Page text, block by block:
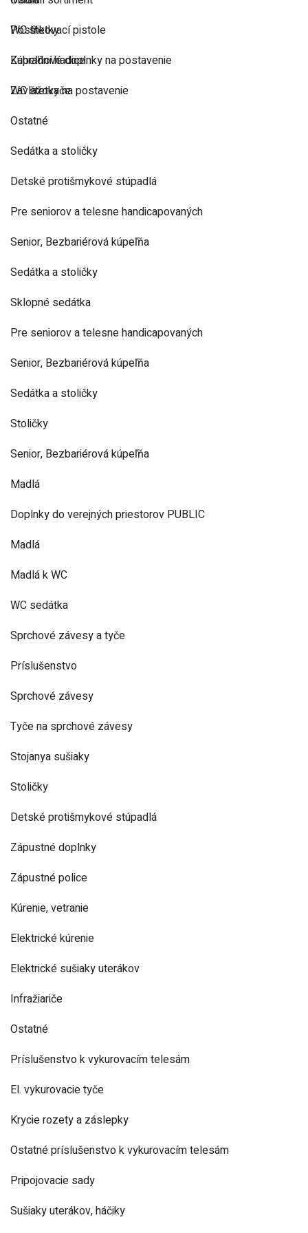
Postřikovací pistole
Zahradní hadice
Zavlažovače
WC štetky
Kúpeľňové doplnky na postavenie
WC štetky na postavenie
Ostatné
Sedátka a stoličky
Detské protišmykové stúpadlá
Pre seniorov a telesne handicapovaných
Senior, Bezbariérová kúpeľňa
Sedátka a stoličky
Sklopné sedátka
Pre seniorov a telesne handicapovaných
Senior, Bezbariérová kúpeľňa
Sedátka a stoličky
Stoličky
Senior, Bezbariérová kúpeľňa
Madlá
Doplnky do verejných priestorov PUBLIC
Madlá
Madlá k WC
WC sedátka
Sprchové závesy a tyče
Príslušenstvo
Sprchové závesy
Tyče na sprchové závesy
Stojanya sušiaky
Stoličky
Detské protišmykové stúpadlá
Zápustné doplnky
Zápustné police
Kúrenie, vetranie
Elektrické kúrenie
Elektrické sušiaky uterákov
Infražiariče
Ostatné
Príslušenstvo k vykurovacím telesám
El. vykurovacie tyče
Krycie rozety a záslepky
Ostatné príslušenstvo k vykurovacím telesám
Pripojovacie sady
Sušiaky uterákov, háčiky